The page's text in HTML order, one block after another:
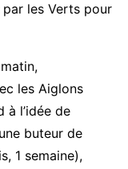
les Verts pour
les Aiglons
à l’idée de
buteur de
1 semaine),